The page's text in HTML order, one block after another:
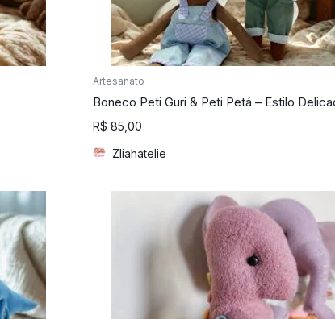
Artesanato
Boneco Peti Guri & Peti Petá – Estilo
R$ 85,00
Zliahatelie